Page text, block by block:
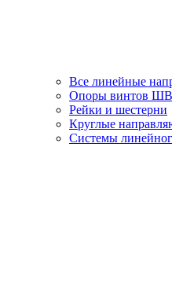
Все линейные
Опоры винтов
Рейки и шестерни
Круглые
Системы